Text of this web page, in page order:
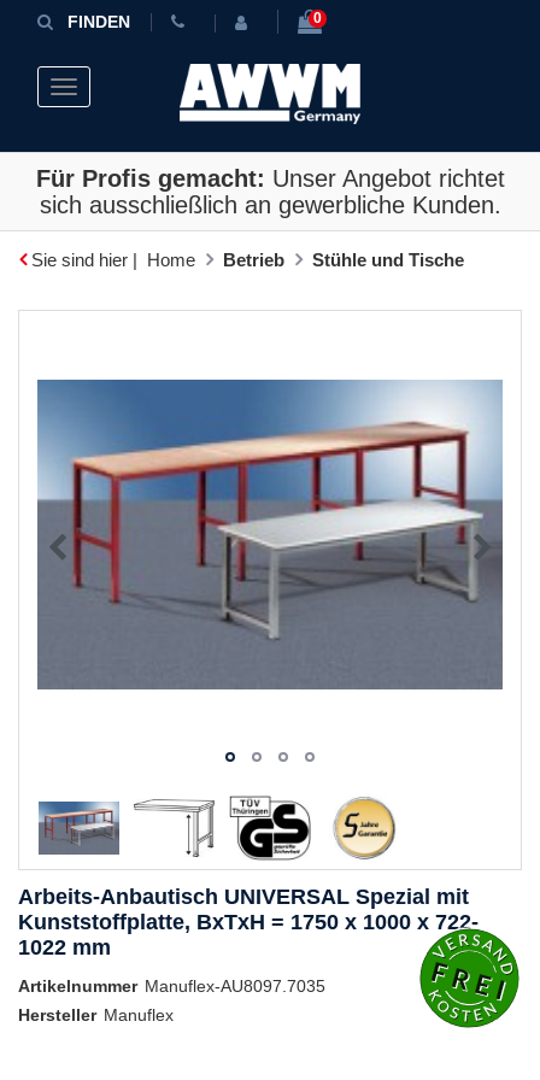
FINDEN 0
Toggle navigation
Für Profis gemacht: Unser Angebot richtet
sich ausschließlich an gewerbliche Kunden.
Sie sind hier | Home Betrieb Stühle und Tische
Arbeits-Anbautisch UNIVERSAL Spezial mit
Kunststoffplatte, BxTxH = 1750 x 1000 x 722-
1022 mm
Artikelnummer Manuflex-AU8097.7035
Hersteller Manuflex